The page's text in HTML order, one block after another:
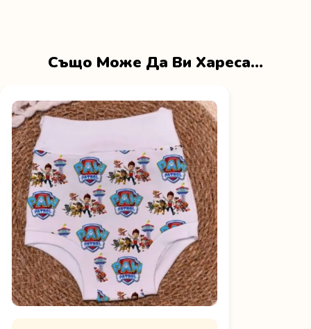
Също Може Да Ви Хареса…